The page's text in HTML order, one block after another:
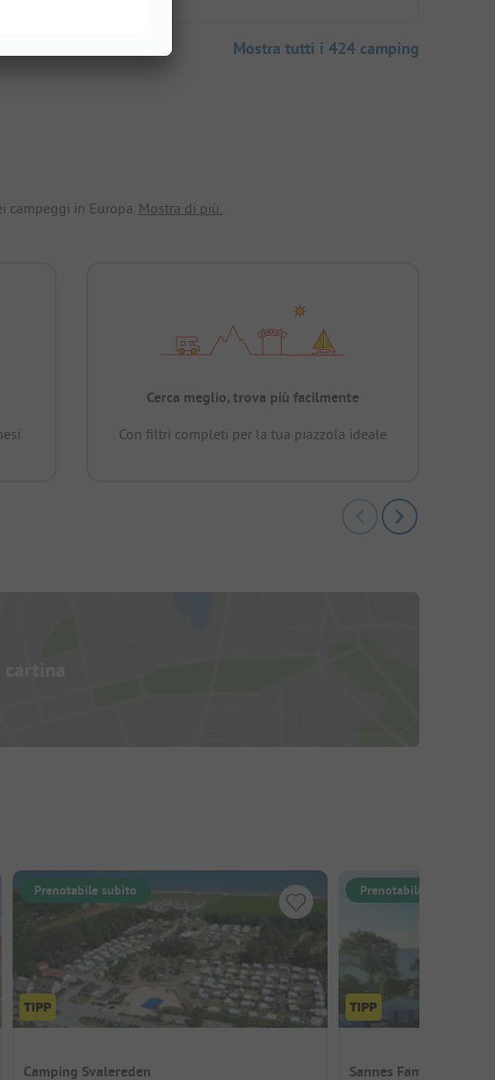
Mostra tutti i 424 camping
campeggi in Europa. Mostra di più.
Cerca meglio, trova più facilmente
Con filtri completi per la tua piazzola ideale
Prenotabile subito
Camping Svalereden
Prenotabile subito
Sannes Familiecamping